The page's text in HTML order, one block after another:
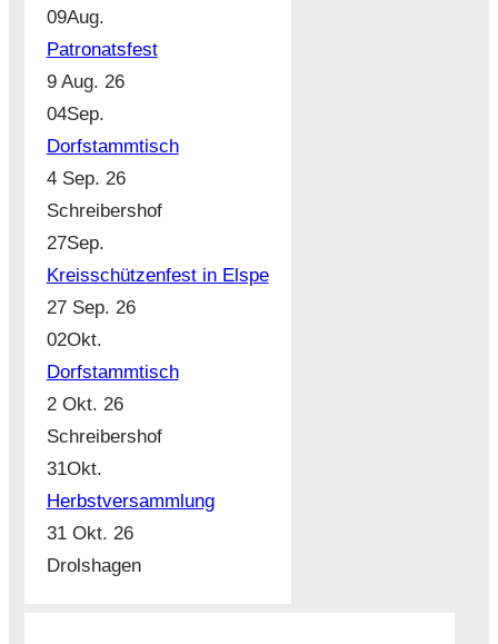
09Aug.
Patronatsfest
9 Aug. 26
04Sep.
Dorfstammtisch
4 Sep. 26
Schreibershof
27Sep.
Kreisschützenfest in Elspe
27 Sep. 26
02Okt.
Dorfstammtisch
2 Okt. 26
Schreibershof
31Okt.
Herbstversammlung
31 Okt. 26
Drolshagen